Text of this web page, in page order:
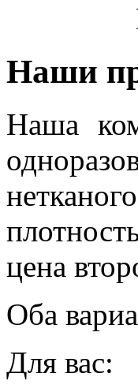
Наши
Наша
цена
Оба
Для вас: